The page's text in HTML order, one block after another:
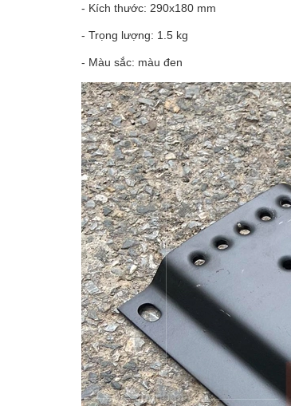
- Kích thước: 290x180 mm
- Trọng lượng: 1.5 kg
- Màu sắc: màu đen